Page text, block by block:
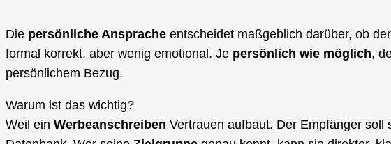
Die persönliche Ansprache entscheidet maßgeblich darüber, ob der
formal korrekt, aber wenig emotional. Je persönlich wie möglich,
persönlichem Bezug.
Warum ist das wichtig?
Weil ein Werbeanschreiben Vertrauen aufbaut. Der Empfänger